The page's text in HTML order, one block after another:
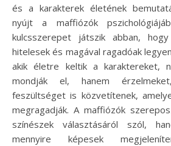
és a karakterek életének
nyújt a maffiózók
kulcsszerepet játszik abban,
hitelesek és magával ragadóak
akik életre keltik a karaktereket,
mondják el, hanem
feszültséget is közvetítenek,
megragadják. A maffiózók
színészek választásáról szól,
mennyire képesek